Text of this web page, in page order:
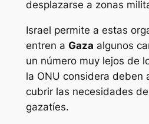
desplazarse a zonas
Israel permite a estas
entren a Gaza algunos
un número muy lejos de
la ONU considera deben
cubrir las necesidades
gazatíes.